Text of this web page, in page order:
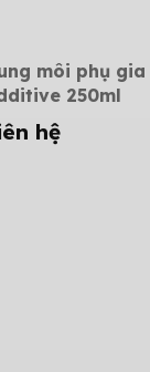
môi phụ gia
250ml
hệ